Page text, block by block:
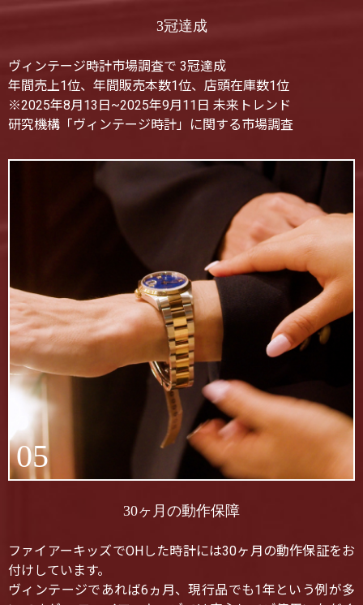
3冠達成
ヴィンテージ時計市場調査で 3冠達成
年間売上1位、年間販売本数1位、店頭在庫数1位
※2025年8月13日~2025年9月11日 未来トレンド
研究機構「ヴィンテージ時計」に関する市場調査
05
30ヶ月の動作保障
ファイアーキッズでOHした時計には30ヶ月の動作保証をお
付けしています。
ヴィンテージであれば6ヵ月、現行品でも1年という例が多